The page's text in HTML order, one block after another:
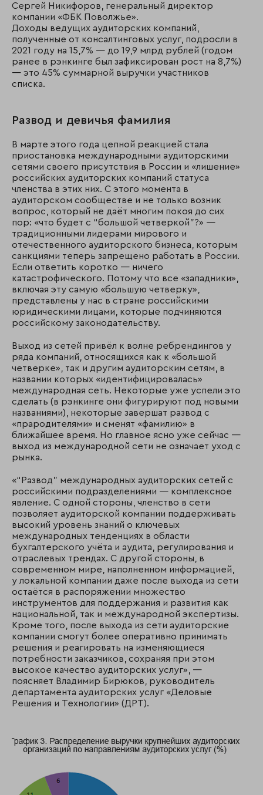
Сергей Никифоров, генеральный директор
компании «ФБК Поволжье».
Доходы ведущих аудиторских компаний,
полученные от консалтинговых услуг, подросли в
2021 году на 15,7% — до 19,9 млрд рублей (годом
ранее в рэнкинге был зафиксирован рост на 8,7%)
— это 45% суммарной выручки участников
списка.
Развод и девичья фамилия
В марте этого года цепной реакцией стала
приостановка международными аудиторскими
сетями своего присутствия в России и «лишение»
российских аудиторских компаний статуса
членства в этих них. С этого момента в
аудиторском сообществе и не только возник
вопрос, который не даёт многим покоя до сих
пор: «что будет с “большой четверкой”?» —
традиционными лидерами мирового и
отечественного аудиторского бизнеса, которым
санкциями теперь запрещено работать в России.
Если ответить коротко — ничего
катастрофического. Потому что все «западники»,
включая эту самую «большую четверку»,
представлены у нас в стране российскими
юридическими лицами, которые подчиняются
российскому законодательству.
Выход из сетей привёл к волне ребрендингов у
ряда компаний, относящихся как к «большой
четверке», так и другим аудиторским сетям, в
названии которых «идентифицировалась»
международная сеть. Некоторые уже успели это
сделать (в рэнкинге они фигурируют под новыми
названиями), некоторые завершат развод с
«прародителями» и сменят «фамилию» в
ближайшее время. Но главное ясно уже сейчас —
выход из международной сети не означает уход с
рынка.
«“Развод” международных аудиторских сетей с
российскими подразделениями — комплексное
явление. С одной стороны, членство в сети
позволяет аудиторской компании поддерживать
высокий уровень знаний о ключевых
международных тенденциях в области
бухгалтерского учёта и аудита, регулирования и
отраслевых трендах. С другой стороны, в
современном мире, наполненном информацией,
у локальной компании даже после выхода из сети
остаётся в распоряжении множество
инструментов для поддержания и развития как
национальной, так и международной экспертизы.
Кроме того, после выхода из сети аудиторские
компании смогут более оперативно принимать
решения и реагировать на изменяющиеся
потребности заказчиков, сохраняя при этом
высокое качество аудиторских услуг», —
поясняет Владимир Бирюков, руководитель
департамента аудиторских услуг «Деловые
Решения и Технологии» (ДРТ).